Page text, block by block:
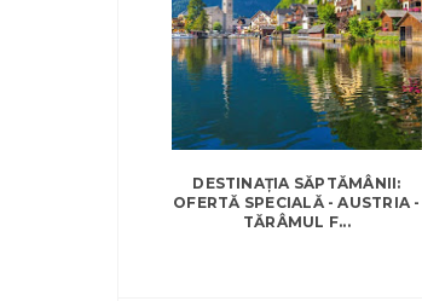
DESTINAȚIA SĂPTĂMÂNII:
OFERTĂ SPECIALĂ - AUSTRIA -
TĂRÂMUL F...